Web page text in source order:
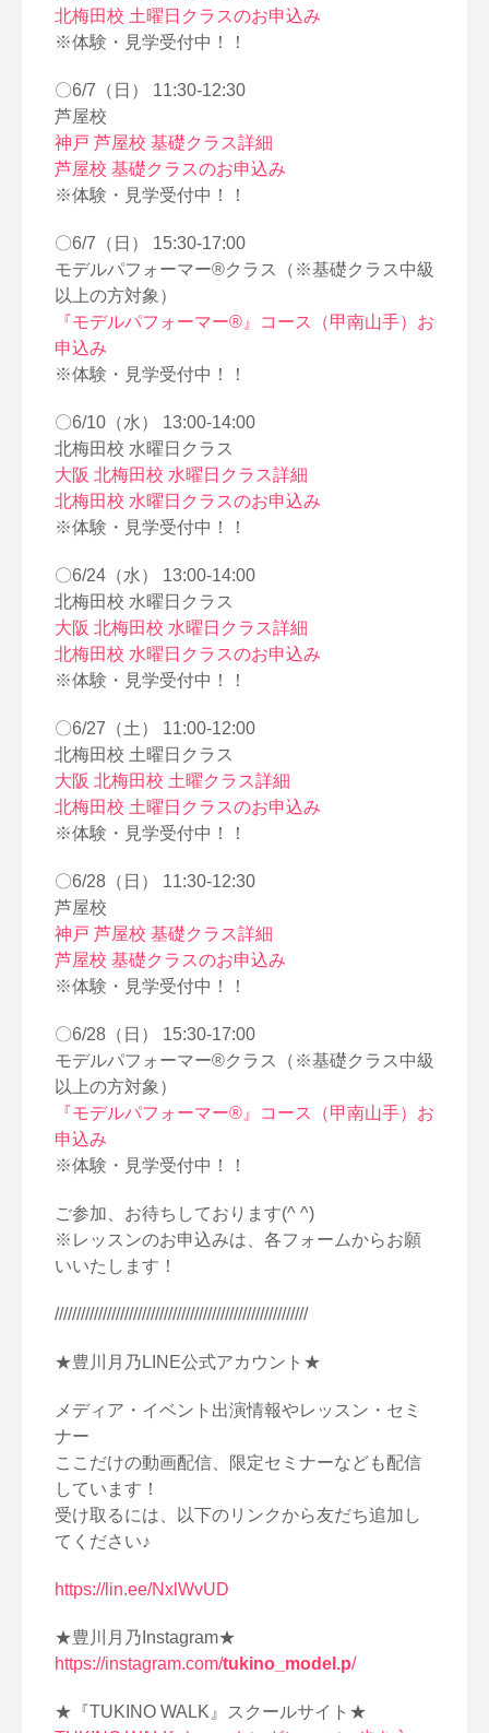
北梅田校 土曜日クラスのお申込み
※体験・見学受付中！！
〇6/7（日） 11:30-12:30
芦屋校
神戸 芦屋校 基礎クラス詳細
芦屋校 基礎クラスのお申込み
※体験・見学受付中！！
〇6/7（日） 15:30-17:00
モデルパフォーマー®クラス（※基礎クラス中級
以上の方対象）
『モデルパフォーマー®』コース（甲南山手）お
申込み
※体験・見学受付中！！
〇6/10（水） 13:00-14:00
北梅田校 水曜日クラス
大阪 北梅田校 水曜日クラス詳細
北梅田校 水曜日クラスのお申込み
※体験・見学受付中！！
〇6/24（水） 13:00-14:00
北梅田校 水曜日クラス
大阪 北梅田校 水曜日クラス詳細
北梅田校 水曜日クラスのお申込み
※体験・見学受付中！！
〇6/27（土） 11:00-12:00
北梅田校 土曜日クラス
大阪 北梅田校 土曜クラス詳細
北梅田校 土曜日クラスのお申込み
※体験・見学受付中！！
〇6/28（日） 11:30-12:30
芦屋校
神戸 芦屋校 基礎クラス詳細
芦屋校 基礎クラスのお申込み
※体験・見学受付中！！
〇6/28（日） 15:30-17:00
モデルパフォーマー®クラス（※基礎クラス中級
以上の方対象）
『モデルパフォーマー®』コース（甲南山手）お
申込み
※体験・見学受付中！！
ご参加、お待ちしております(^ ^)
※レッスンのお申込みは、各フォームからお願
いいたします！
//////////////////////////////////////////////////////////
★豊川月乃LINE公式アカウント★
メディア・イベント出演情報やレッスン・セミ
ナー
ここだけの動画配信、限定セミナーなども配信
しています！
受け取るには、以下のリンクから友だち追加し
てください♪
https://lin.ee/NxlWvUD
★豊川月乃Instagram★
https://instagram.com/tukino_model.p/
★『TUKINO WALK』スクールサイト★